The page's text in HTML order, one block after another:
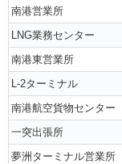
南港営業所
LNG業務センター
南港東営業所
L-2ターミナル
南港航空貨物センター
一突出張所
夢洲ターミナル営業所